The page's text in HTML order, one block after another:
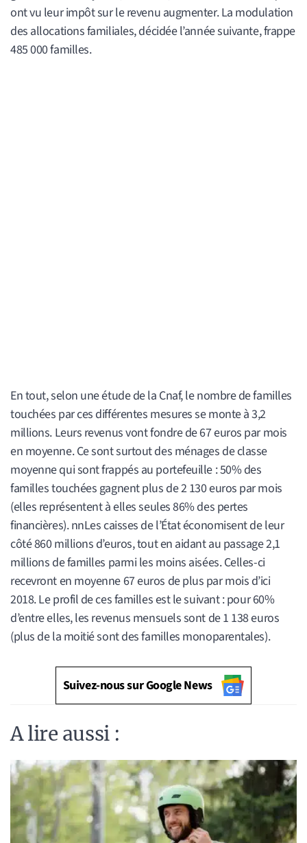
ont vu leur impôt sur le revenu augmenter. La modulation
des allocations familiales, décidée l’année suivante, frappe
485 000 familles.
En tout, selon une étude de la Cnaf, le nombre de familles
touchées par ces différentes mesures se monte à 3,2
millions. Leurs revenus vont fondre de 67 euros par mois
en moyenne. Ce sont surtout des ménages de classe
moyenne qui sont frappés au portefeuille : 50% des
familles touchées gagnent plus de 2 130 euros par mois
(elles représentent à elles seules 86% des pertes
financières). nnLes caisses de l’État économisent de leur
côté 860 millions d’euros, tout en aidant au passage 2,1
millions de familles parmi les moins aisées. Celles-ci
recevront en moyenne 67 euros de plus par mois d’ici
2018. Le profil de ces familles est le suivant : pour 60%
d’entre elles, les revenus mensuels sont de 1 138 euros
(plus de la moitié sont des familles monoparentales).
Suivez-nous sur Google News
A lire aussi :